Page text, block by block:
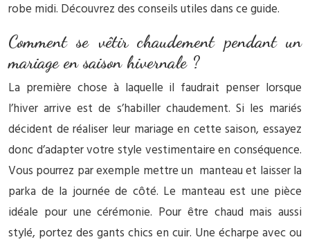
robe midi. Découvrez des conseils utiles dans ce guide.
Comment se vêtir chaudement pendant un
mariage en saison hivernale ?
La première chose à laquelle il faudrait penser lorsque
l’hiver arrive est de s’habiller chaudement. Si les mariés
décident de réaliser leur mariage en cette saison, essayez
donc d’adapter votre style vestimentaire en conséquence.
Vous pourrez par exemple mettre un manteau et laisser la
parka de la journée de côté. Le manteau est une pièce
idéale pour une cérémonie. Pour être chaud mais aussi
stylé, portez des gants chics en cuir. Une écharpe avec ou